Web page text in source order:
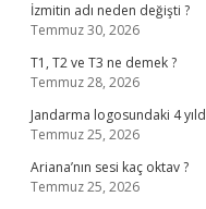
İzmitin adı neden değişti ?
Temmuz 30, 2026
T1, T2 ve T3 ne demek ?
Temmuz 28, 2026
Jandarma logosundaki 4
Temmuz 25, 2026
Ariana’nın sesi kaç oktav ?
Temmuz 25, 2026